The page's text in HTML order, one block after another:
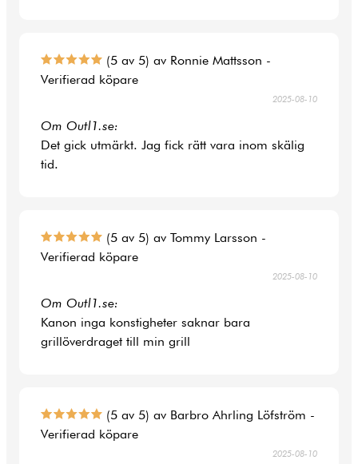
(5 av 5) av Ronnie Mattsson -
Verifierad köpare
2025-08-10
Om Outl1.se:
Det gick utmärkt. Jag fick rätt vara inom skälig
tid.
(5 av 5) av Tommy Larsson -
Verifierad köpare
2025-08-10
Om Outl1.se:
Kanon inga konstigheter saknar bara
grillöverdraget till min grill
(5 av 5) av Barbro Ahrling Löfström -
Verifierad köpare
2025-08-10